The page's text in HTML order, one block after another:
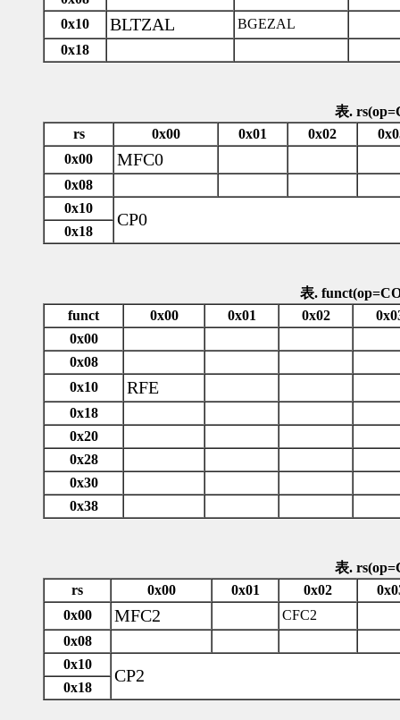
0x10
BLTZAL
BGEZAL
0x18
表.
rs
0x00 0x01 0x02
0x00
MFC0
0x08
0x10
CP0
0x18
表.
funct
0x00 0x01 0x02
0x00
0x08
0x10
RFE
0x18
0x20
0x28
0x30
0x38
表.
rs
0x00 0x01 0x02
0x00
MFC2
CFC2
0x08
0x10
CP2
0x18